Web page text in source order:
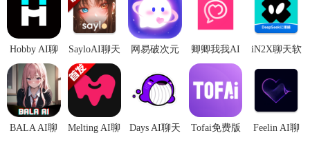
Hobby AI聊
天最新版
v2.6.5 手机
版
SayloAI聊天
模拟中文版
v2.5.1 修复
版
网易破次元
lofterv2.8.1
最新版
卿卿我我AI
聊天软件
(LoveyDovey)v1.5.28
官
iN2X聊天软
卓版
BALA AI聊
Melting AI聊
Days AI聊天
Tofai免费版
Feelin AI聊